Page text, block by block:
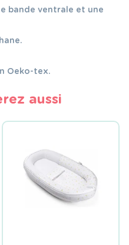
bande ventrale et une
Oeko-tex.
aussi